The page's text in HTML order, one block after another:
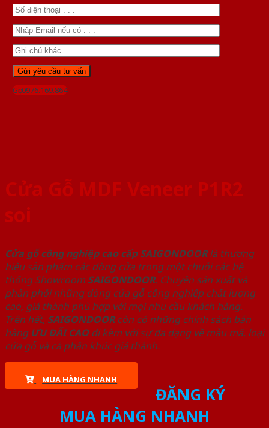
Gọi 0976.169.864
Cửa Gỗ MDF Veneer P1R2
soi
Cửa gỗ công nghiệp cao cấp SAIGONDOORlà thương
hiệu sản phẩm các dòng cửa trong một chuỗi các hệ
thống Showroom SAIGONDOOR. Chuyên sản xuất và
phân phối những dòng cửa gỗ công nghiệp chất lượng
cao, giá thành phù hợp với mọi nhu cầu khách hàng.
Trên hết, SAIGONDOORcòn có những chính sách bán
hàng ƯU ĐÃI CAOđi kèm với sự đa dạng về mẫu mã, loại
cửa gỗ và cả phân khúc giá thành.
MUA HÀNG NHANH
ĐĂNG KÝ
MUA HÀNG NHANH